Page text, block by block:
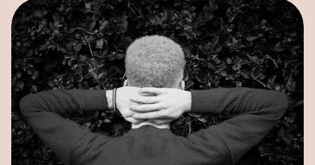
biträde i högre instans ofta inte är särskilt stort.